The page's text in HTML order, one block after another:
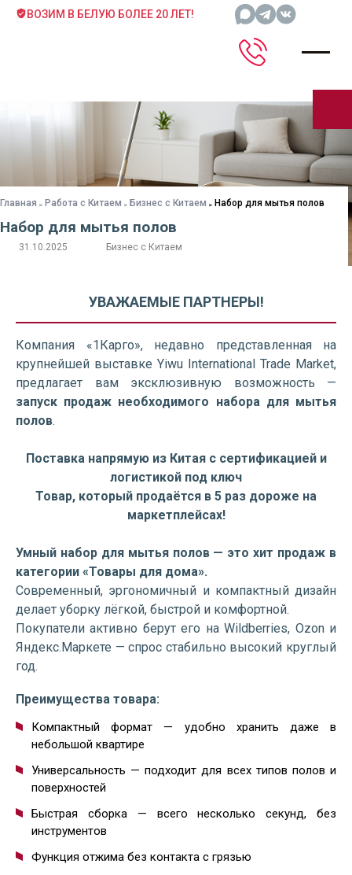
ВОЗИМ В БЕЛУЮ БОЛЕЕ 20 ЛЕТ!
Главная Работа с Китаем Бизнес с Китаем Набор для мытья полов
Набор для мытья полов
31.10.2025 Бизнес с Китаем
УВАЖАЕМЫЕ ПАРТНЕРЫ!
Компания «1Карго», недавно представленная на
крупнейшей выставке Yiwu International Trade Market,
предлагает вам эксклюзивную возможность —
запуск продаж необходимого набора для мытья
полов.
Поставка напрямую из Китая с сертификацией и
логистикой под ключ
Товар, который продаётся в 5 раз дороже на
маркетплейсах!
Умный набор для мытья полов — это хит продаж в
категории «Товары для дома».
Современный, эргономичный и компактный дизайн
делает уборку лёгкой, быстрой и комфортной.
Покупатели активно берут его на Wildberries, Ozon и
Яндекс.Маркете — спрос стабильно высокий круглый
год.
Преимущества товара:
Компактный формат — удобно хранить даже в
небольшой квартире
Универсальность — подходит для всех типов полов и
поверхностей
Быстрая сборка — всего несколько секунд, без
инструментов
Функция отжима без контакта с грязью